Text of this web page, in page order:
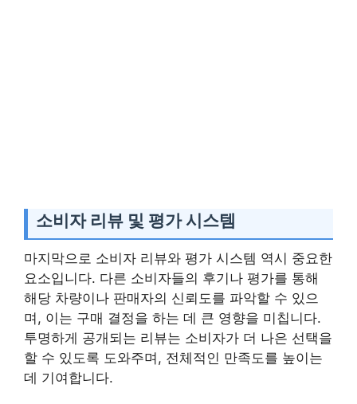
소비자 리뷰 및 평가 시스템
마지막으로 소비자 리뷰와 평가 시스템 역시 중요한
요소입니다. 다른 소비자들의 후기나 평가를 통해
해당 차량이나 판매자의 신뢰도를 파악할 수 있으
며, 이는 구매 결정을 하는 데 큰 영향을 미칩니다.
투명하게 공개되는 리뷰는 소비자가 더 나은 선택을
할 수 있도록 도와주며, 전체적인 만족도를 높이는
데 기여합니다.